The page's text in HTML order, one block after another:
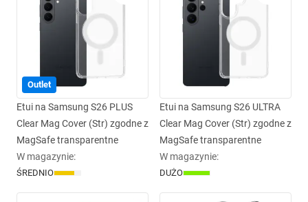
Outlet
Etui na Samsung S26 PLUS
Clear Mag Cover (Str) zgodne z
MagSafe transparentne
W magazynie:
ŚREDNIO
Etui na Samsung S26 ULTRA
Clear Mag Cover (Str) zgodne z
MagSafe transparentne
W magazynie:
DUŻO